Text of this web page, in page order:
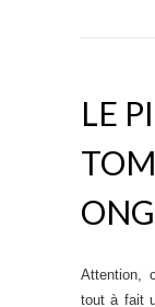
LE
Attention,
tout à fait